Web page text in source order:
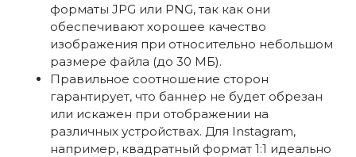
форматы JPG или PNG, так как они
обеспечивают хорошее качество
изображения при относительно небольшом
размере файла (до 30 МБ).
Правильное соотношение сторон
гарантирует, что баннер не будет обрезан
или искажен при отображении на
различных устройствах. Для Instagram,
например, квадратный формат 1:1 идеально